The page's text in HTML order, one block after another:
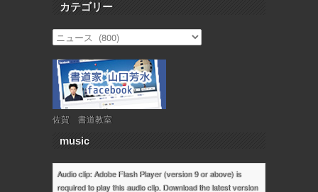
カテゴリー
佐賀 書道教室
music
Audio clip: Adobe Flash Player (version 9 or above) is
required to play this audio clip. Download the latest version